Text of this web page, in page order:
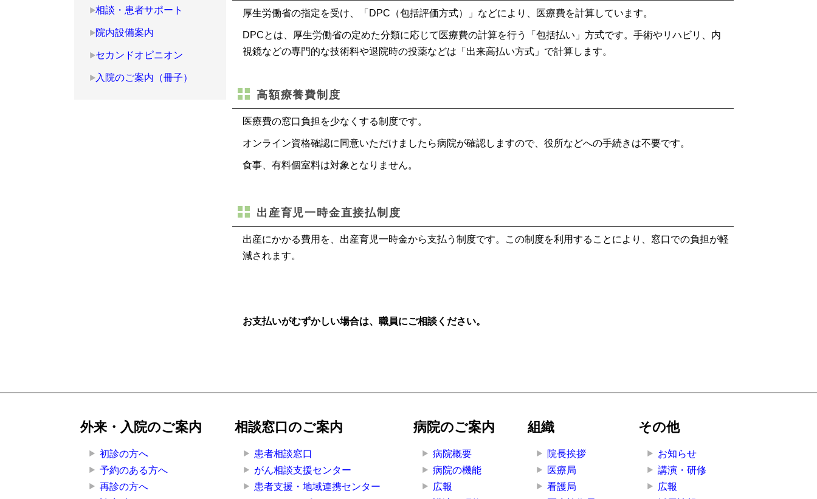
相談・患者サポート
院内設備案内
セカンドオピニオン
入院のご案内（冊子）
厚生労働省の指定を受け、「DPC（包括評価方式）」などにより、医療費を計算しています。
DPCとは、厚生労働省の定めた分類に応じて医療費の計算を行う「包括払い」方式です。手術やリハビリ、内
視鏡などの専門的な技術料や退院時の投薬などは「出来高払い方式」で計算します。
高額療養費制度
医療費の窓口負担を少なくする制度です。
オンライン資格確認に同意いただけましたら病院が確認しますので、役所などへの手続きは不要です。
食事、有料個室料は対象となりません。
出産育児一時金直接払制度
出産にかかる費用を、出産育児一時金から支払う制度です。この制度を利用することにより、窓口での負担が軽
減されます。
お支払いがむずかしい場合は、職員にご相談ください。
外来・入院のご案内
初診の方へ
予約のある方へ
再診の方へ
相談窓口のご案内
患者相談窓口
がん相談支援センター
患者支援・地域連携センター
病院のご案内
病院概要
病院の機能
広報
組織
院長挨拶
医療局
看護局
その他
お知らせ
講演・研修
広報